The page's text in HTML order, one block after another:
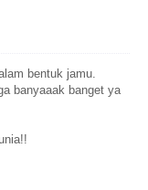
bentuk jamu.
banyaaak banget ya